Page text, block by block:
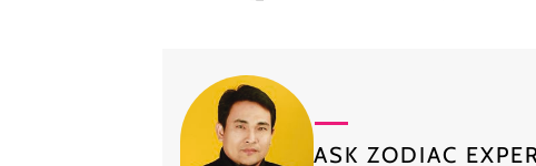
ASK ZODIAC